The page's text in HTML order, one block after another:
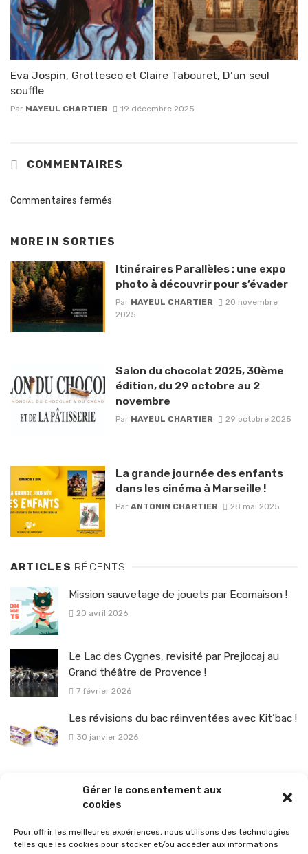
Gérer le consentement aux
cookies
Pour offrir les meilleures expériences, nous utilisons des technologies
telles que les cookies pour stocker et/ou accéder aux informations
Eva Jospin, Grottesco et Claire Tabouret, D’un seul
souffle
Par MAYEUL CHARTIER 19 décembre 2025
COMMENTAIRES
Commentaires fermés
MORE IN SORTIES
Itinéraires Parallèles : une expo
photo à découvrir pour s’évader
Par MAYEUL CHARTIER
20 novembre
2025
Salon du chocolat 2025, 30ème
édition, du 29 octobre au 2
novembre
Par MAYEUL CHARTIER 29 octobre 2025
La grande journée des enfants
dans les cinéma à Marseille !
Par ANTONIN CHARTIER 28 mai 2025
ARTICLES RÉCENTS
Mission sauvetage de jouets par Ecomaison !
20 avril 2026
Le Lac des Cygnes, revisité par Prejlocaj au
Grand théâtre de Provence !
7 février 2026
Les révisions du bac réinventées avec Kit’bac !
30 janvier 2026